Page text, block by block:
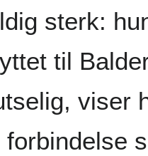
sterk:
til
viser
forbindelse